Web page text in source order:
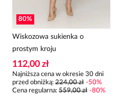
80%
Wiskozowa sukienka o
prostym kroju
112,00 zł
Najniższa cena w okresie 30 dni
przed obniżką: 224,00 zł -50%
Cena regularna: 559,00 zł -80%